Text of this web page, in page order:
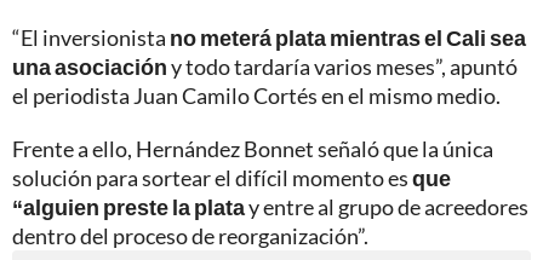
“El inversionista no meterá plata mientras el Cali sea
una asociacióny todo tardaría varios meses”, apuntó
el periodista Juan Camilo Cortés en el mismo medio.
Frente a ello, Hernández Bonnet señaló que la única
solución para sortear el difícil momento esque
“alguien preste la platay entre al grupo de acreedores
dentro del proceso de reorganización”.